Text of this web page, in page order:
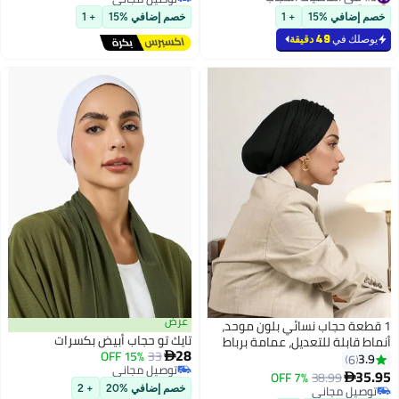
#3 في أساسيات الحجاب
خصم إضافي %15 + 1
يوصلك في49 دقيقة
توصيل مجاني
خصم إضافي %15 + 1
3
1 قطعة حجاب نسائي بلون موحد،
أنماط قابلة للتعديل، عمامة برباط
رأس مطاطي، قماش قطني ناعم
ومريح للتنفس، مريح للاستخدام
اليومي
3.9
6
35.95
38.99
7% OFF
توصيل مجاني
عرض
تايك تو حجاب أبيض بكسرات
28
33
15% OFF
توصيل مجاني
توصيل مجاني
خصم إضافي %20 + 2